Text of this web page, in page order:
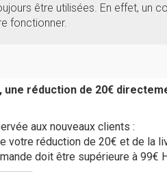
être utilisées. En effet, un
fonctionner.
une réduction de 20€
aux nouveaux clients :
votre réduction de 20€ et de la
doit être supérieure à 99€